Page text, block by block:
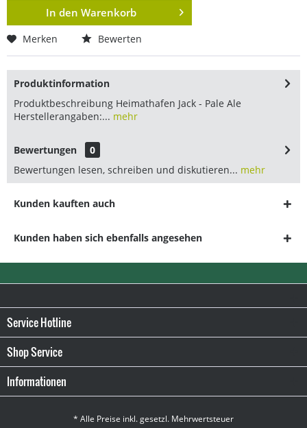
In den Warenkorb
Merken Bewerten
Produktinformation
Produktbeschreibung Heimathafen Jack - Pale Ale
Herstellerangaben:... mehr
Bewertungen
0
Bewertungen lesen, schreiben und diskutieren... mehr
Kunden kauften auch
Kunden haben sich ebenfalls angesehen
Service Hotline
Shop Service
Informationen
* Alle Preise inkl. gesetzl. Mehrwertsteuer